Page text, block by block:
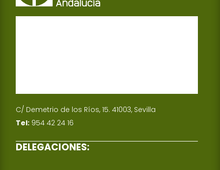
n
C/ Demetrio de los Ríos, 15. 41003, Sevilla
Tel: 954 42 24 16
DELEGACIONES: